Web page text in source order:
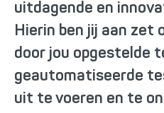
uitdagende en
Hierin ben jij aan zet
door jou opgestelde
geautomatiseerde
uit te voeren en te